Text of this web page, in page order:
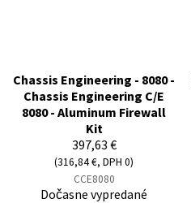
Chassis Engineering - 8080 -
Chassis Engineering C/E
8080 - Aluminum Firewall
Kit
397,63 €
(316,84 €, DPH 0)
CCE8080
Dočasne vypredané